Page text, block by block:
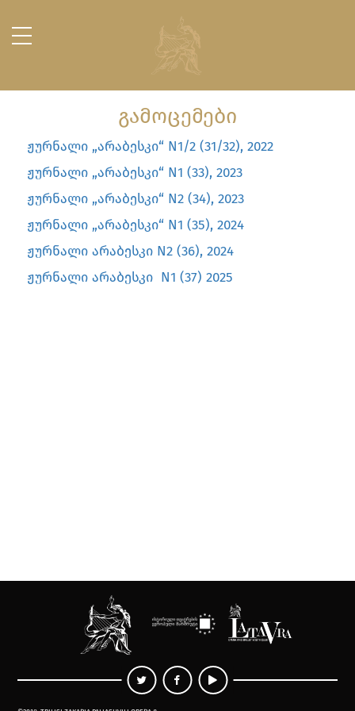
ᲒᲐᲛᲝᲪᲔᲛᲔᲑᲘ
ჟურნალი „არაბესკი“ N1/2 (31/32), 2022
ჟურნალი „არაბესკი“ N1 (33), 2023
ჟურნალი „არაბესკი“ N2 (34), 2023
ჟურნალი „არაბესკი“ N1 (35), 2024
ჟურნალი არაბესკი N2 (36), 2024
ჟურნალი არაბესკი N1 (37) 2025